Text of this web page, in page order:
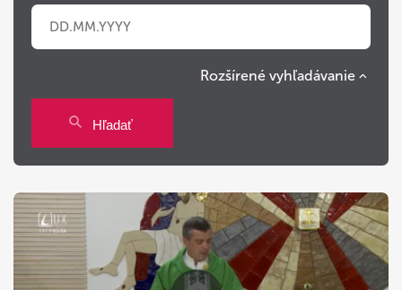
Po Ut
27 28 29
10 12 13 14 15 16
17 18 19 20 21 22 23
24 25 26 27 28 29 30
Rozšírené vyhľadávanie
Hľadať